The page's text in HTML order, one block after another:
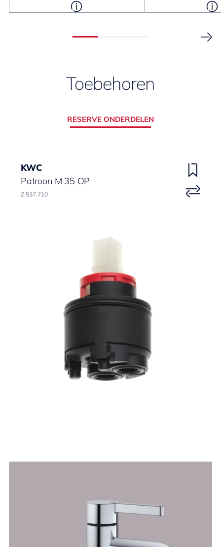
Toebehoren
RESERVE ONDERDELEN
KWC
Patroon M 35 OP
Z.537.710